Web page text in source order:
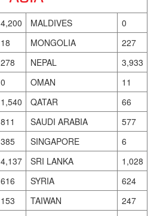
4,200 MALDIVES
0
18 MONGOLIA
227
278 NEPAL
3,933
0 OMAN
11
1,540 QATAR
66
811 SAUDI ARABIA
577
385 SINGAPORE
6
4,137 SRI LANKA
1,028
616 SYRIA
624
153 TAIWAN
247